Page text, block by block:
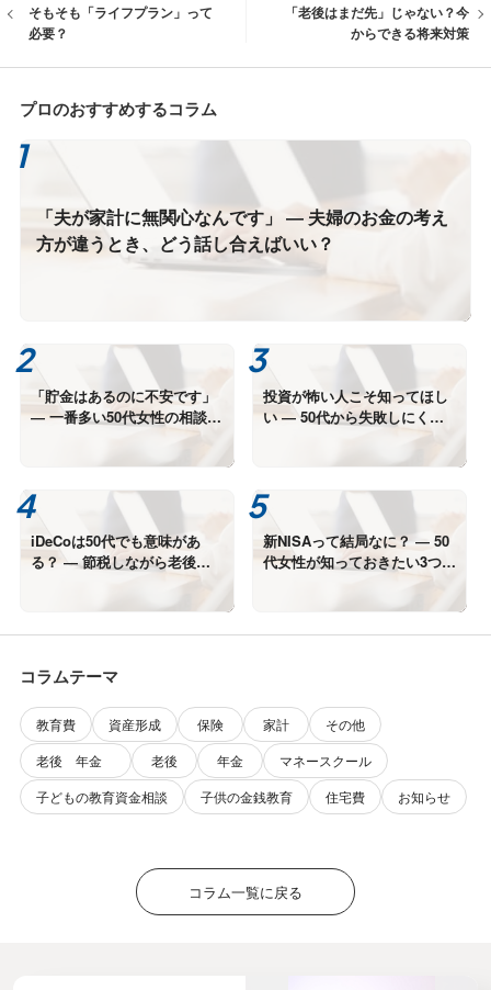
そもそも「ライフプラン」って
必要？
「老後はまだ先」じゃない？今
からできる将来対策
プロのおすすめするコラム
「夫が家計に無関心なんです」 ― 夫婦のお金の考え
方が違うとき、どう話し合えばいい？
「貯金はあるのに不安です」
― 一番多い50代女性の相談か
ら見えてきた“本当の悩み”
投資が怖い人こそ知ってほし
い ― 50代から失敗しにくい
iDeCoは50代でも意味があ
る？ ― 節税しながら老後資
新NISAって結局なに？ ― 50
代女性が知っておきたい3つの
コラムテーマ
教育費 資産形成 保険 家計
その他
老後 年金
老後 年金
マネースクール
子どもの教育資金相談
子供の金銭教育 住宅費 お知らせ
コラム一覧に戻る